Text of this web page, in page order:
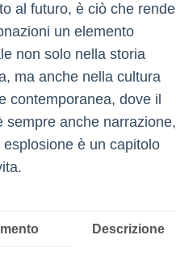
al futuro, è ciò che rende
un elemento
non solo nella storia
ma anche nella cultura
contemporanea, dove il
sempre anche narrazione,
esplosione è un capitolo
Descrizione